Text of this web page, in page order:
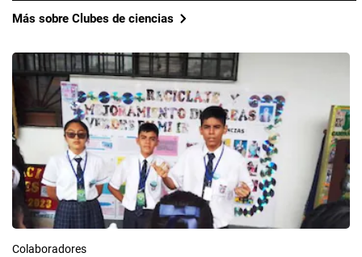
Más sobre Clubes de ciencias
Colaboradores